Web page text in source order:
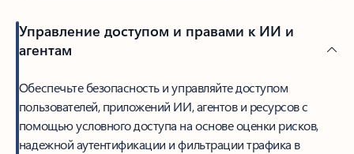
Управление доступом и правами к ИИ и
агентам
Обеспечьте безопасность и управляйте доступом
пользователей, приложений ИИ, агентов и ресурсов с
помощью условного доступа на основе оценки рисков,
надежной аутентификации и фильтрации трафика в